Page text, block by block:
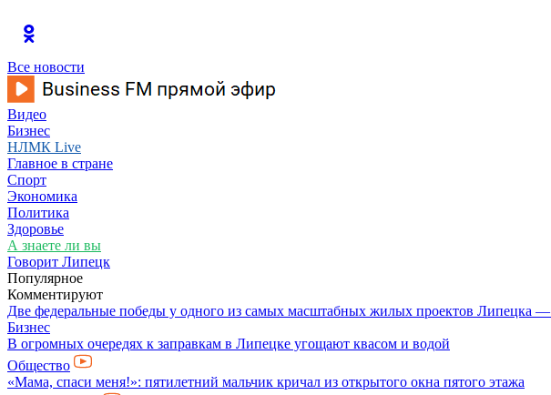
Все новости
Видео
Бизнес
НЛМК Live
Главное в стране
Спорт
Экономика
Политика
Здоровье
А знаете ли вы
Говорит Липецк
Популярное
Комментируют
Две федеральные победы у одного из самых масштабных жилых проектов Липецка —
Бизнес
В огромных очередях к заправкам в Липецке угощают квасом и водой
Общество
«Мама, спаси меня!»: пятилетний мальчик кричал из открытого окна пятого этажа